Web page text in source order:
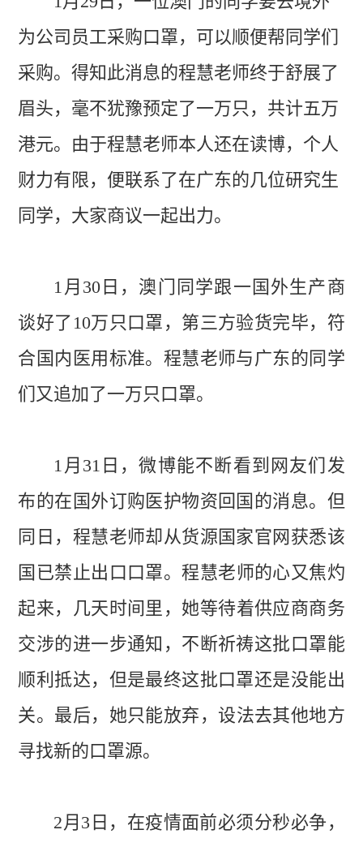
为公司员工采购口罩，可以顺便帮同学们
采购。得知此消息的程慧老师终于舒展了
眉头，毫不犹豫预定了一万只，共计五万
港元。由于程慧老师本人还在读博，个人
财力有限，便联系了在广东的几位研究生
同学，大家商议一起出力。
1月30日，澳门同学跟一国外生产商
谈好了10万只口罩，第三方验货完毕，符
合国内医用标准。程慧老师与广东的同学
们又追加了一万只口罩。
1月31日，微博能不断看到 网友们发
布的在国外订购医护物资回国的消息。但
同日，程慧老师却从货源国家官网获悉该
国 已禁止出口口罩。程慧老师的心又焦灼
起来，几天时间里， 她等待着供应商商务
交涉的进一步通知， 不断祈祷这批口罩能
顺利抵达，但是最终这批口罩还是没能出
关。最后，她只能放弃， 设法去其他地方
寻找新的口罩源。
2月3日，在疫情面前必须分秒必争，